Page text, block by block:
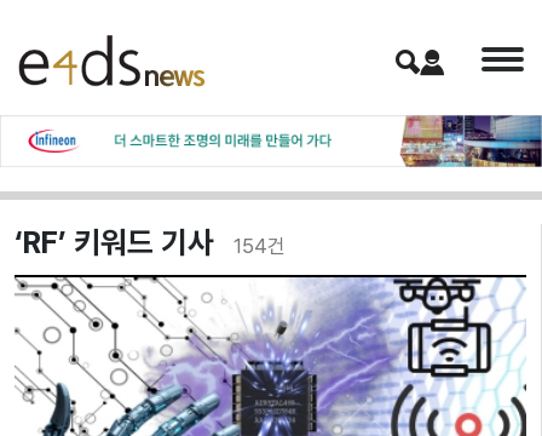
‘RF’ 키워드 기사 154건